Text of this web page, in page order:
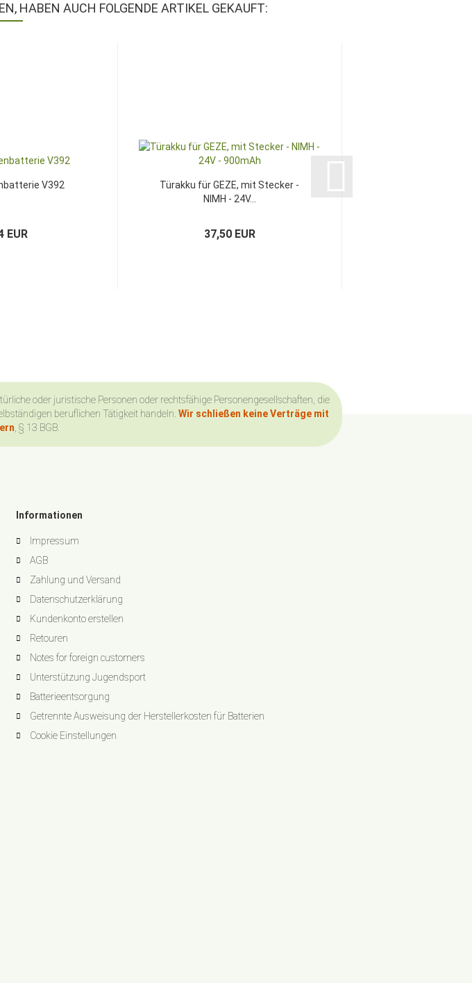
HABEN AUCH FOLGENDE ARTIKEL GEKAUFT:
V392
EUR
Türakku für GEZE, mit Stecker -
NIMH - 24V...
37,50 EUR
oder juristische Personen oder rechtsfähige Personengesellschaften, die
beruflichen Tätigkeit handeln. Wir schließen keine Verträge mit
, § 13 BGB.
Informationen
Impressum
AGB
Zahlung und Versand
Datenschutzerklärung
Kundenkonto erstellen
Retouren
Notes for foreign customers
Unterstützung Jugendsport
Batterieentsorgung
Getrennte Ausweisung der Herstellerkosten für Batterien
Cookie Einstellungen